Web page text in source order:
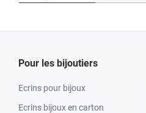
Pour les bijoutiers
Ecrins pour bijoux
Ecrins bijoux en carton